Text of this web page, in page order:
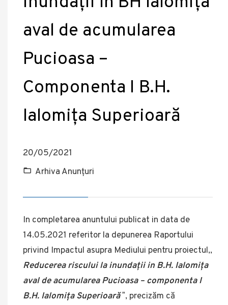
aval de acumularea
Pucioasa –
Componenta I B.H.
Ialomița Superioară
20/05/2021
Arhiva Anunțuri
In completarea anuntului publicat in data de
14.05.2021 referitor la depunerea Raportului
privind Impactul asupra Mediului pentru proiectul,,
Reducerea riscului la inundații in B.H. Ialomița
aval de acumularea Pucioasa – componenta I
B.H. Ialomița Superioarăˮ, precizăm că